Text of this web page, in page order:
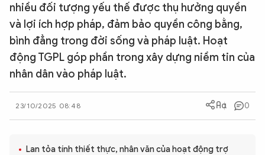
PHÁP LUẬT
nhiều đối tượng yếu thế được thụ hưởng quyền
và lợi ích hợp pháp, đảm bảo quyền công bằng,
bình đẳng trong đời sống và pháp luật. Hoạt
động TGPL góp phần trong xây dựng niềm tin của
nhân dân vào pháp luật.
23/10/2025 08:48 0
Lan tỏa tính thiết thực, nhân văn của hoạt động trợ